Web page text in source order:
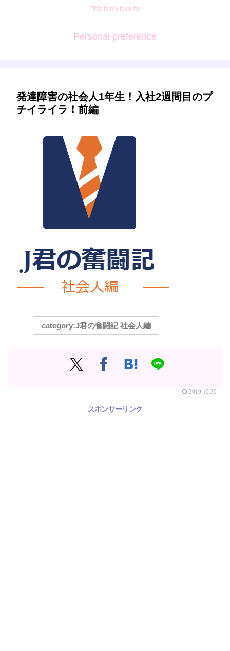
This is my favorite
Personal preference
発達障害の社会人1年生！入社2週間目のプ
チイライラ！前編
J君の奮闘記 社会人編
2019.10.30
スポンサーリンク